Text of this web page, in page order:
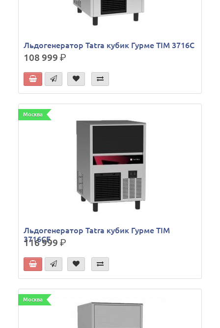
Льдогенератор Tatra кубик Гурме TIM 3716C
108 999р.
Москва
Льдогенератор Tatra кубик Гурме TIM
3716CF
116 999р.
Москва